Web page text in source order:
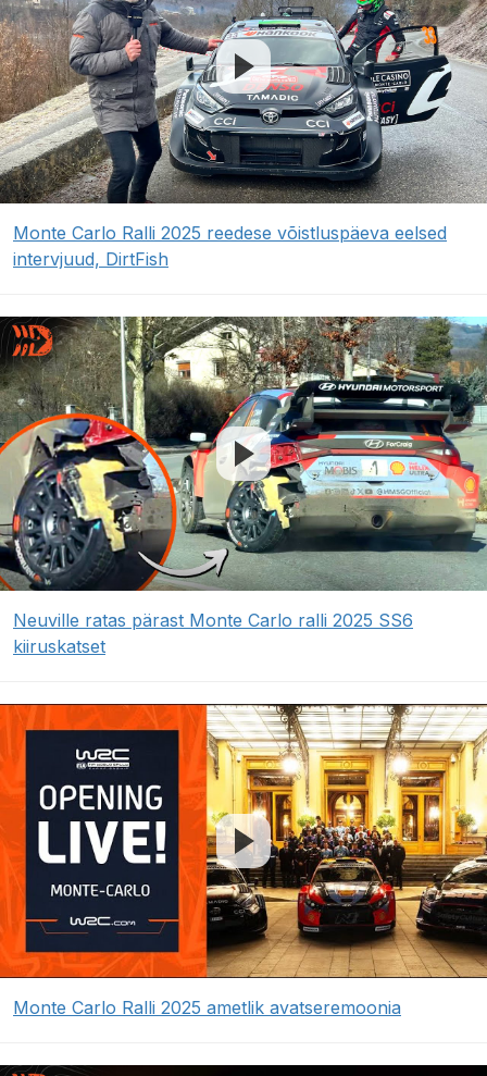
Monte Carlo Ralli 2025 reedese võistluspäeva eelsed
intervjuud, DirtFish
Neuville ratas pärast Monte Carlo ralli 2025 SS6
kiiruskatset
Monte Carlo Ralli 2025 ametlik avatseremoonia